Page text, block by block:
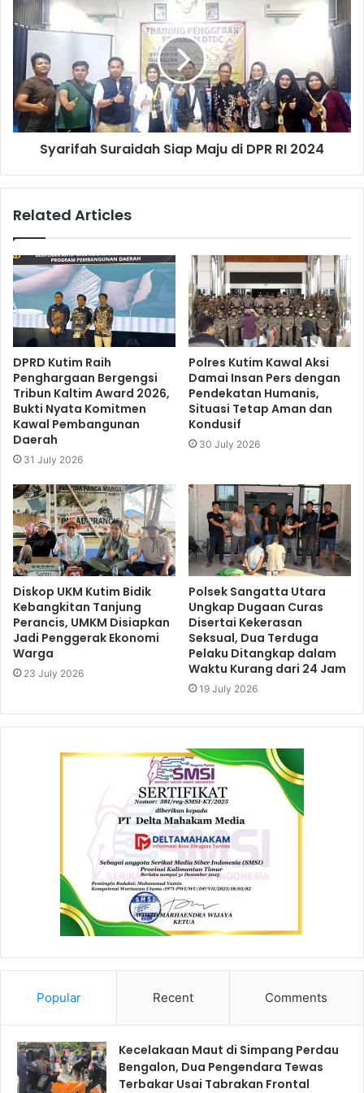
Syarifah Suraidah Siap Maju di DPR RI 2024
Related Articles
DPRD Kutim Raih
Penghargaan Bergengsi
Tribun Kaltim Award 2026,
Bukti Nyata Komitmen
Kawal Pembangunan
Daerah
31 July 2026
Polres Kutim Kawal Aksi
Damai Insan Pers dengan
Pendekatan Humanis,
Situasi Tetap Aman dan
Kondusif
30 July 2026
Diskop UKM Kutim Bidik
Kebangkitan Tanjung
Perancis, UMKM Disiapkan
Jadi Penggerak Ekonomi
Warga
23 July 2026
Polsek Sangatta Utara
Ungkap Dugaan Curas
Disertai Kekerasan
Seksual, Dua Terduga
Pelaku Ditangkap dalam
Waktu Kurang dari 24 Jam
19 July 2026
Popular Recent Comments
Kecelakaan Maut di Simpang Perdau
Bengalon, Dua Pengendara Tewas
Terbakar Usai Tabrakan Frontal